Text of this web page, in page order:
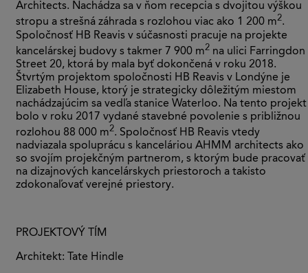
Architects. Nachádza sa v ňom recepcia s dvojitou výškou
stropu a strešná záhrada s rozlohou viac ako 1 200 m2.
Spoločnosť HB Reavis v súčasnosti pracuje na projekte
kancelárskej budovy s takmer 7 900 m2 na ulici Farringdon
Street 20, ktorá by mala byť dokončená v roku 2018.
Štvrtým projektom spoločnosti HB Reavis v Londýne je
Elizabeth House, ktorý je strategicky dôležitým miestom
nachádzajúcim sa vedľa stanice Waterloo. Na tento projekt
bolo v roku 2017 vydané stavebné povolenie s približnou
rozlohou 88 000 m2. Spoločnosť HB Reavis vtedy
nadviazala spoluprácu s kanceláriou AHMM architects ako
so svojím projekčným partnerom, s ktorým bude pracovať
na dizajnových kancelárskych priestoroch a takisto
zdokonaľovať verejné priestory.
PROJEKTOVÝ TÍM
Architekt: Tate Hindle